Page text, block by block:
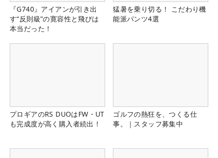
『G740』アイアンが引き出
す“反則級”の寛容性と飛びは
本当だった！
猛暑を乗り切る！ こだわり機
能派パンツ4選
プロギアのRS DUOはFW・UT
も完成度が高く購入者続出！
ゴルフの熱狂を、つくる仕
事。｜スタッフ募集中